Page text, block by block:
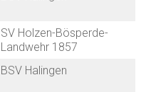
SV Holzen-Bösperde-
Landwehr 1857
BSV Halingen